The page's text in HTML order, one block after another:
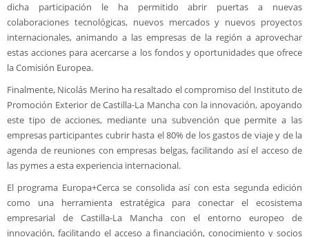
dicha participación le ha permitido abrir puertas a nuevas
colaboraciones tecnológicas, nuevos mercados y nuevos proyectos
internacionales, animando a las empresas de la región a aprovechar
estas acciones para acercarse a los fondos y oportunidades que ofrece
la Comisión Europea.
Finalmente, Nicolás Merino ha resaltado el compromiso del Instituto de
Promoción Exterior de Castilla-La Mancha con la innovación, apoyando
este tipo de acciones, mediante una subvención que permite a las
empresas participantes cubrir hasta el 80% de los gastos de viaje y de la
agenda de reuniones con empresas belgas, facilitando así el acceso de
las pymes a esta experiencia internacional.
El programa Europa+Cerca se consolida así con esta segunda edición
como una herramienta estratégica para conectar el ecosistema
empresarial de Castilla-La Mancha con el entorno europeo de
innovación, facilitando el acceso a financiación, conocimiento y socios